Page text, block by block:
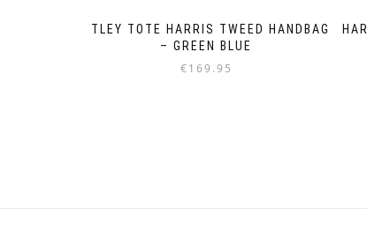
OTLEY TOTE HARRIS TWEED HANDBAG
– GREEN BLUE
€169.95